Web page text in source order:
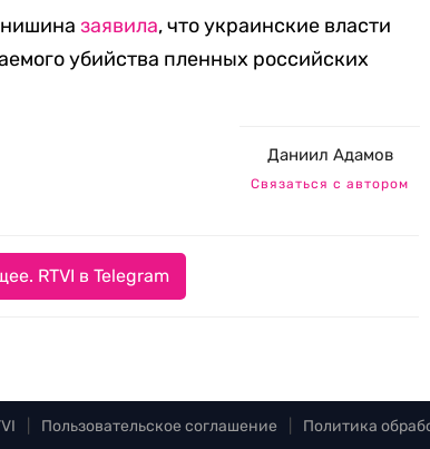
заявила, что украинские власти
убийства пленных российских
Даниил Адамов
Связаться с автором
RTVI в Telegram
Пользовательское соглашение Политика